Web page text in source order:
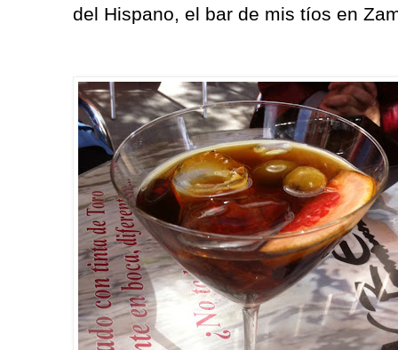
del Hispano, el bar de mis tíos en